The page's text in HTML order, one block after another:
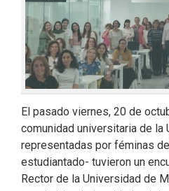
El pasado viernes, 20 de
comunidad universitaria de la
representadas por féminas
estudiantado- tuvieron un
Rector de la Universidad de